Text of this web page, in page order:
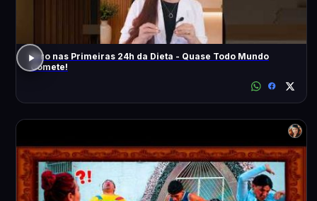
Erro nas Primeiras 24h da Dieta - Quase Todo Mundo
Comete!